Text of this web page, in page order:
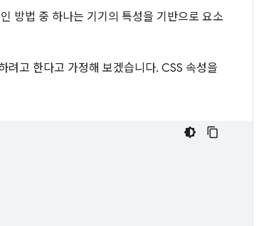
방법 중 하나는 기기의 특성을 기반으로 요소
려고 한다고 가정해 보겠습니다. CSS 속성을